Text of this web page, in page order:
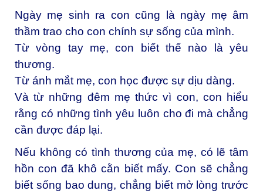
Ngày mẹ sinh ra con cũng là ngày mẹ âm
thầm trao cho con chính sự sống của mình.
Từ vòng tay mẹ, con biết thế nào là yêu
thương.
Từ ánh mắt mẹ, con học được sự dịu dàng.
Và từ những đêm mẹ thức vì con, con hiểu
rằng có những tình yêu luôn cho đi mà chẳng
cần được đáp lại.
Nếu không có tình thương của mẹ, có lẽ tâm
hồn con đã khô cằn biết mấy. Con sẽ chẳng
biết sống bao dung, chẳng biết mở lòng trước